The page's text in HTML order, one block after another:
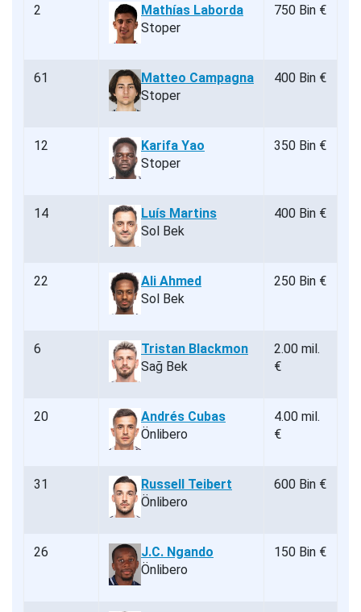
2
Mathías Laborda
Stoper
750 Bin €
61
Matteo Campagna
Stoper
400 Bin €
12
Karifa Yao
Stoper
350 Bin €
14
Luís Martins
Sol Bek
400 Bin €
22
Ali Ahmed
Sol Bek
250 Bin €
6
Tristan Blackmon
Sağ Bek
2.00 mil.
€
20
Andrés Cubas
Önlibero
4.00 mil.
€
31
Russell Teibert
Önlibero
600 Bin €
26
J.C. Ngando
Önlibero
150 Bin €